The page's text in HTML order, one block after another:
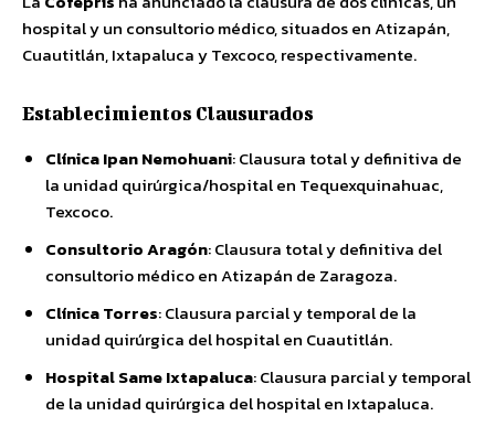
hospital y un consultorio médico, situados en Atizapán,
Cuautitlán, Ixtapaluca y Texcoco, respectivamente.
Establecimientos Clausurados
Clínica Ipan Nemohuani: Clausura total y definitiva de
la unidad quirúrgica/hospital en Tequexquinahuac,
Texcoco.
Consultorio Aragón: Clausura total y definitiva del
consultorio médico en Atizapán de Zaragoza.
Clínica Torres: Clausura parcial y temporal de la
unidad quirúrgica del hospital en Cuautitlán.
Hospital Same Ixtapaluca: Clausura parcial y temporal
de la unidad quirúrgica del hospital en Ixtapaluca.